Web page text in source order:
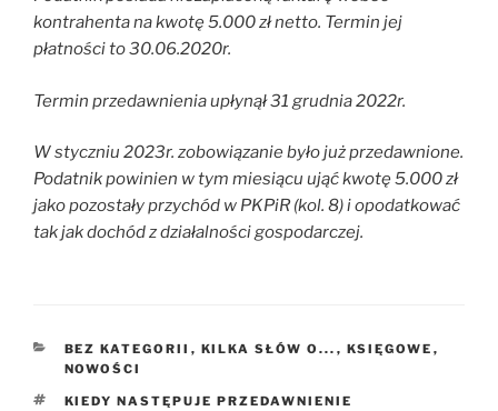
kontrahenta na kwotę 5.000 zł netto. Termin jej
płatności to 30.06.2020r.
Termin przedawnienia upłynął 31 grudnia 2022r.
W styczniu 2023r. zobowiązanie było już przedawnione.
Podatnik powinien w tym miesiącu ująć kwotę 5.000 zł
jako pozostały przychód w PKPiR (kol. 8) i opodatkować
tak jak dochód z działalności gospodarczej.
KATEGORIE
BEZ KATEGORII , KILKA SŁÓW O... , KSIĘGOWE ,
NOWOŚCI
TAGI
KIEDY NASTĘPUJE PRZEDAWNIENIE